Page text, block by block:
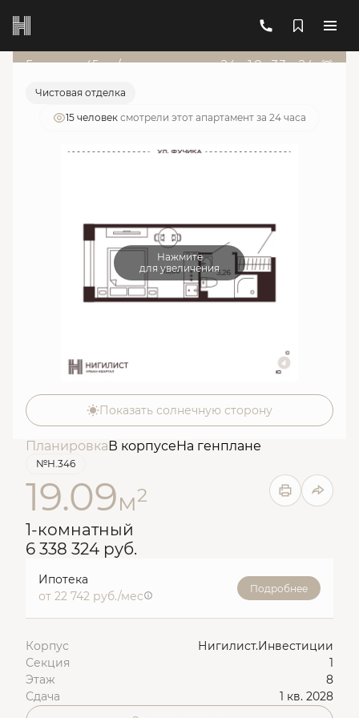
1-комнатный 6 338 324 руб.
Ипотека
Гарант от 45т.р./мес 24д:18ч:33м:24с
Чистовая отделка
15 человек смотрели этот апартамент за 24 часа
Нажмите
для увеличения
Показать солнечную сторону
ПланировкаВ корпусеНа генплане
№Н.346
19.09м2
1-комнатный
6 338 324 руб.
Ипотека
от 22 742 руб./мес
Подробнее
Корпус
Нигилист.Инвестиции
Секция
1
Этаж
8
Сдача
1 кв. 2028